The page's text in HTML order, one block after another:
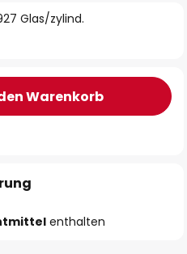
Glas/zylind.
Warenkorb
enthalten